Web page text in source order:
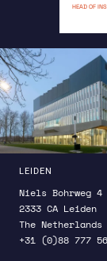
HEAD OF
LEIDEN
Niels Bohrweg 4
2333 CA Leiden
The Netherlands
+31 (0)88 777